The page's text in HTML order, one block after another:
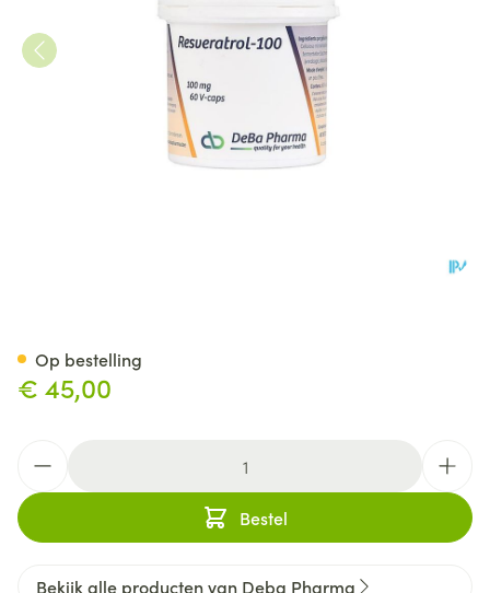
€ 45,00
Bestel
Op bestelling
Bekijk alle producten van Deba Pharma